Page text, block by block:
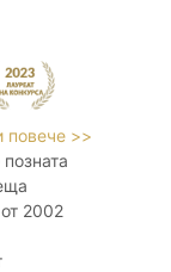
повече >>
2002